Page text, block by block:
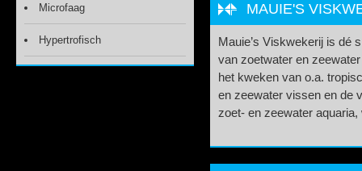
MAUIE'S
Mauie’s Viskwekerij is dé
van zoetwater en
het kweken van o.a.
en zeewater vissen en de
zoet- en zeewater
Microfaag
Hypertrofisch